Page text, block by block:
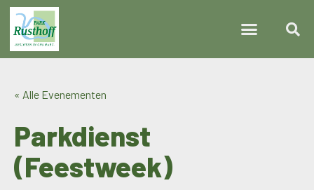
« Alle Evenementen
Parkdienst
(Feestweek)